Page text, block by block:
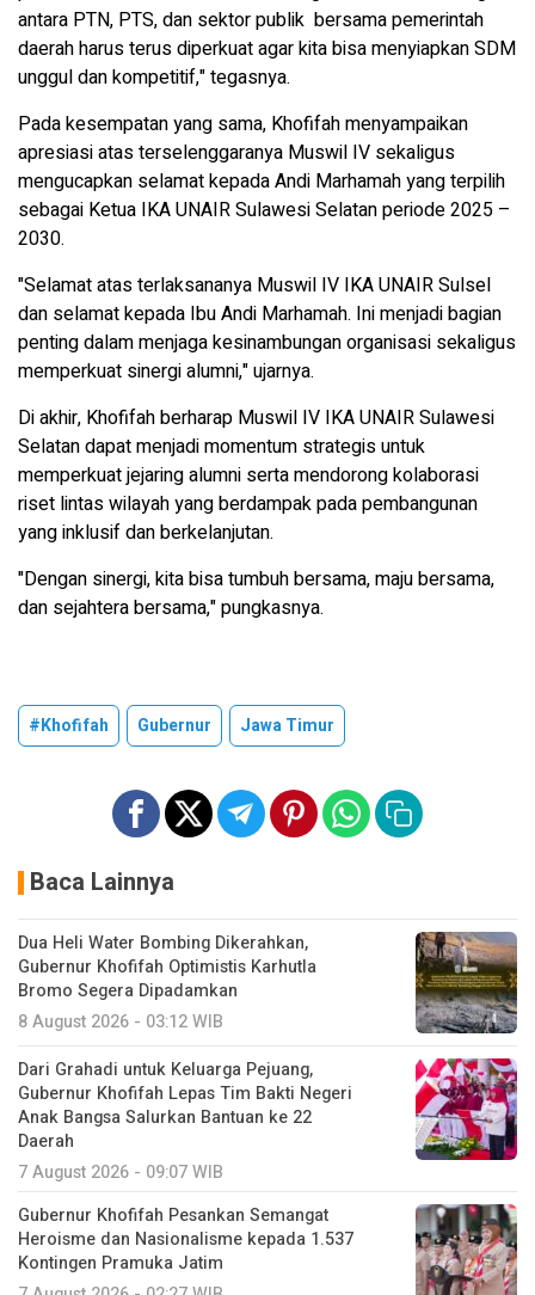
antara PTN, PTS, dan sektor publik bersama pemerintah
daerah harus terus diperkuat agar kita bisa menyiapkan SDM
unggul dan kompetitif," tegasnya.
Pada kesempatan yang sama, Khofifah menyampaikan
apresiasi atas terselenggaranya Muswil IV sekaligus
mengucapkan selamat kepada Andi Marhamah yang terpilih
sebagai Ketua IKA UNAIR Sulawesi Selatan periode 2025 –
2030.
"Selamat atas terlaksananya Muswil IV IKA UNAIR Sulsel
dan selamat kepada Ibu Andi Marhamah. Ini menjadi bagian
penting dalam menjaga kesinambungan organisasi sekaligus
memperkuat sinergi alumni," ujarnya.
Di akhir, Khofifah berharap Muswil IV IKA UNAIR Sulawesi
Selatan dapat menjadi momentum strategis untuk
memperkuat jejaring alumni serta mendorong kolaborasi
riset lintas wilayah yang berdampak pada pembangunan
yang inklusif dan berkelanjutan.
"Dengan sinergi, kita bisa tumbuh bersama, maju bersama,
dan sejahtera bersama," pungkasnya.
#Khofifah Gubernur Jawa Timur
Baca Lainnya
Dua Heli Water Bombing Dikerahkan,
Gubernur Khofifah Optimistis Karhutla
Bromo Segera Dipadamkan
8 August 2026 - 03:12 WIB
Dari Grahadi untuk Keluarga Pejuang,
Gubernur Khofifah Lepas Tim Bakti Negeri
Anak Bangsa Salurkan Bantuan ke 22
Daerah
7 August 2026 - 09:07 WIB
Gubernur Khofifah Pesankan Semangat
Heroisme dan Nasionalisme kepada 1.537
Kontingen Pramuka Jatim